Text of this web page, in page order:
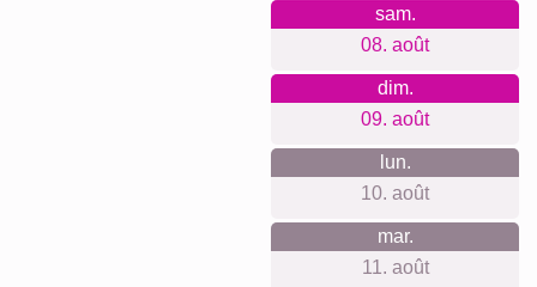
sam.
08. août
dim.
09. août
lun.
10. août
mar.
11. août